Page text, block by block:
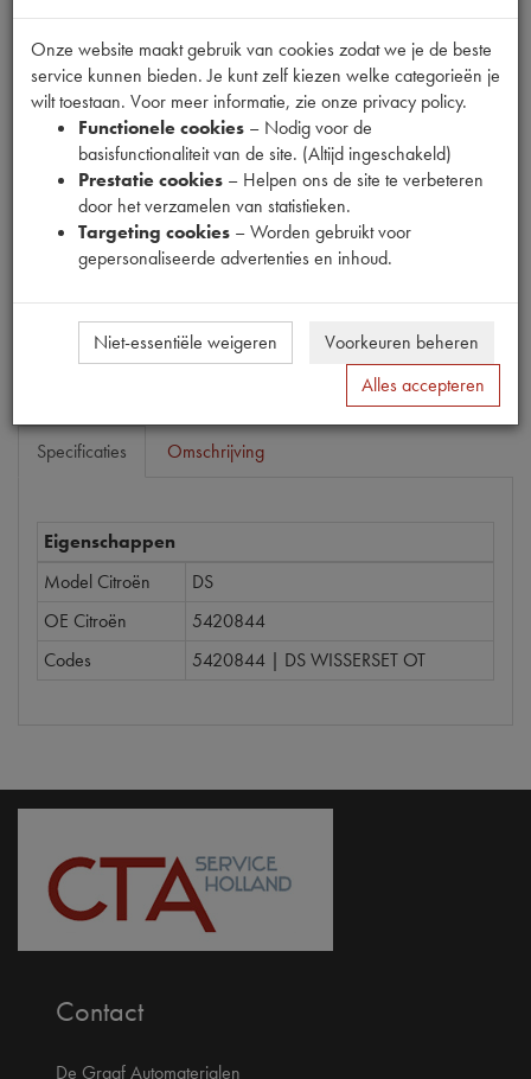
Fabrikant
CHAMPION
Productnummer
1680234
39,22 (€ 32,41excl. btw)
Dit product kan op dit moment niet besteld worden
Mail ons
Specificaties Omschrijving
Eigenschappen
Model Citroën
DS
OE Citroën
5420844
Codes
5420844 | DS WISSERSET OT
Contact
De Graaf Automaterialen
Onze website maakt gebruik van cookies zodat we je de beste
service kunnen bieden. Je kunt zelf kiezen welke categorieën je
wilt toestaan. Voor meer informatie, zie onze privacy policy.
Functionele cookies – Nodig voor de
basisfunctionaliteit van de site. (Altijd ingeschakeld)
Prestatie cookies – Helpen ons de site te verbeteren
door het verzamelen van statistieken.
Targeting cookies – Worden gebruikt voor
gepersonaliseerde advertenties en inhoud.
Niet-essentiële weigeren
Voorkeuren beheren
Alles accepteren